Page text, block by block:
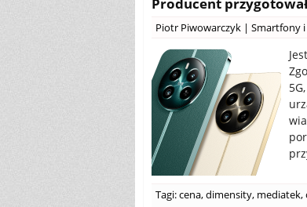
Piotr Piwowarczyk | Smartfony
Tagi:cena,dimensity, mediatek,